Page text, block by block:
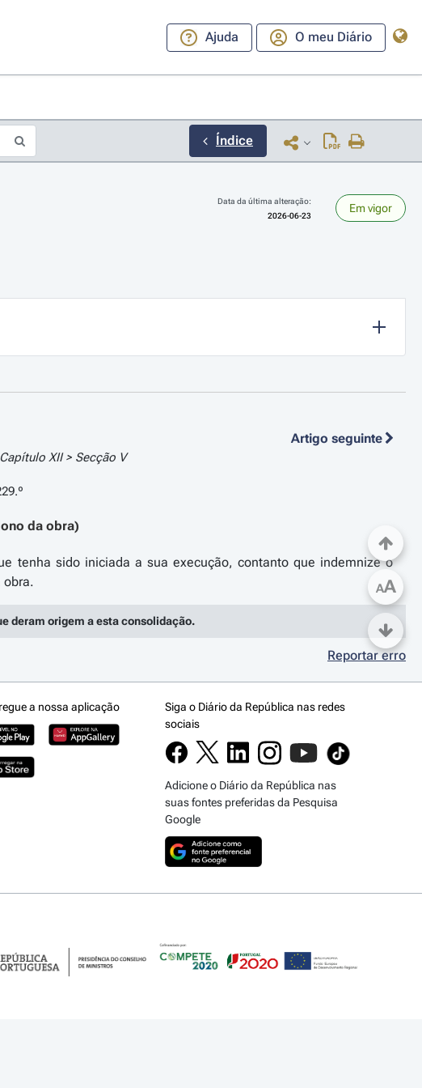
Ajuda O meu Diário
Índice
Data da última alteração:
2026-06-23
Em vigor
Artigo seguinte
XII > Secção V
da obra)
tenha sido iniciada a sua execução, contanto que indemnize o
deram origem a esta consolidação.
Reportar erro
AA
a nossa aplicação
Siga o Diário da República nas redes
sociais
Adicione o Diário da República nas
suas fontes preferidas da Pesquisa
Google